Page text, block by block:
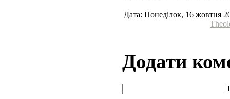
Дата: Понеділок, 16 жовтня
Додати